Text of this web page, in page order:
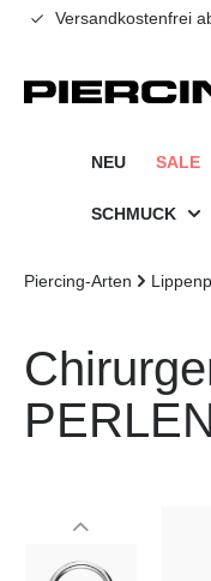
springen Zur
Versandkostenfrei
NEU SALE
SCHMUCK
Piercing-Arten